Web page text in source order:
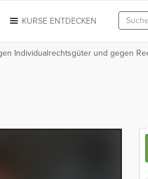
KURSE ENTDECKEN
Individualrechtsgüter und gegen